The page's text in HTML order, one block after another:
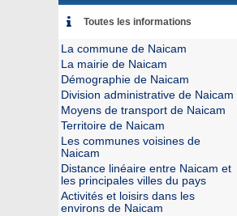
Toutes les informations
La commune de Naicam
La mairie de Naicam
Démographie de Naicam
Division administrative de Naicam
Moyens de transport de Naicam
Territoire de Naicam
Les communes voisines de
Naicam
Distance linéaire entre Naicam et
les principales villes du pays
Activités et loisirs dans les
environs de Naicam